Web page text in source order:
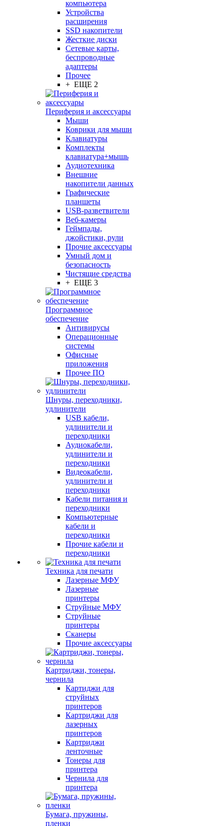
компьютера
Устройства
расширения
SSD накопители
Жесткие диски
Сетевые карты,
беспроводные
адаптеры
Прочее
+ ЕЩЕ 2
Периферия и аксессуары
Мыши
Коврики для мыши
Клавиатуры
Комплекты
клавиатура+мышь
Аудиотехника
Внешние
накопители данных
Графические
планшеты
USB-разветвители
Веб-камеры
Геймпады,
джойстики, рули
Прочие аксессуары
Умный дом и
безопасность
Чистящие средства
+ ЕЩЕ 3
Программное
обеспечение
Антивирусы
Операционные
системы
Офисные
приложения
Прочее ПО
Шнуры, переходники,
удлинители
USB кабели,
удлинители и
переходники
Аудиокабели,
удлинители и
переходники
Видеокабели,
удлинители и
переходники
Кабели питания и
переходники
Компьютерные
кабели и
переходники
Прочие кабели и
переходники
Техника для печати
Лазерные МФУ
Лазерные
принтеры
Струйные МФУ
Струйные
принтеры
Сканеры
Прочие аксессуары
Картриджи, тонеры,
чернила
Картиджи для
струйных
принтеров
Картриджи для
лазерных
принтеров
Картриджи
ленточные
Тонеры для
принтера
Чернила для
принтера
Бумага, пружины,
пленки